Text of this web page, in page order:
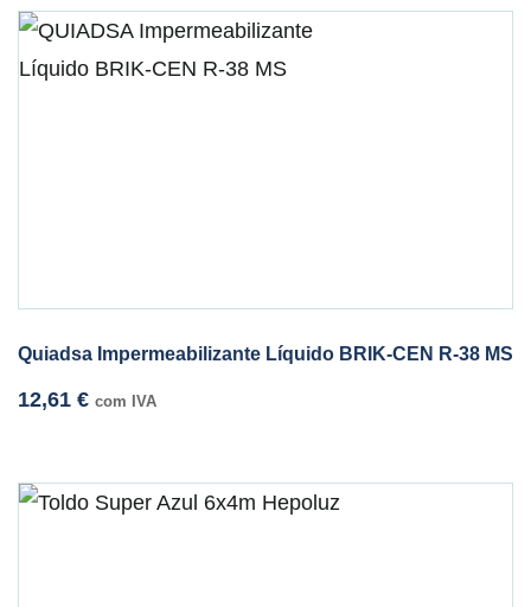
Quiadsa Impermeabilizante Líquido BRIK-CEN R-38 MS
12,61 € com IVA